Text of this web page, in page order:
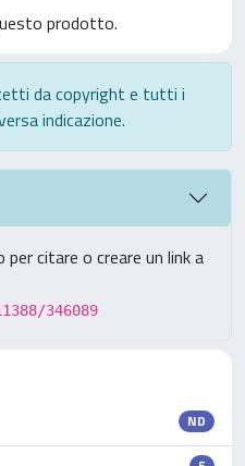
prodotto.
da copyright e tutti i
indicazione.
citare o creare un link a
346089
ND